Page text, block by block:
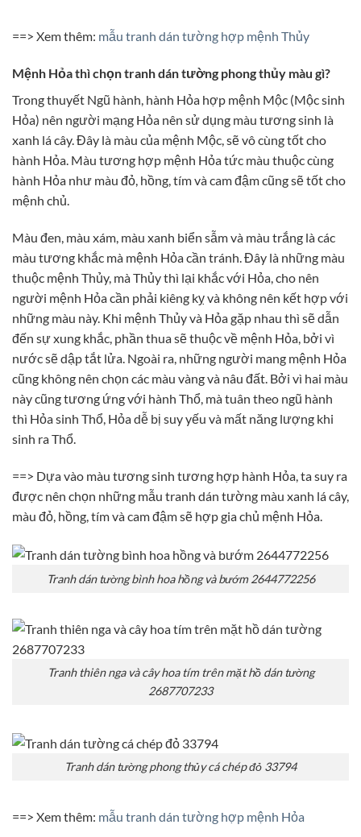
==> Xem thêm: mẫu tranh dán tường hợp mệnh Thủy
Mệnh Hỏa thì chọn tranh dán tường phong thủy màu gì?
Trong thuyết Ngũ hành, hành Hỏa hợp mệnh Mộc (Mộc sinh
Hỏa) nên người mạng Hỏa nên sử dụng màu tương sinh là
xanh lá cây. Đây là màu của mệnh Mộc, sẽ vô cùng tốt cho
hành Hỏa. Màu tương hợp mệnh Hỏa tức màu thuộc cùng
hành Hỏa như màu đỏ, hồng, tím và cam đậm cũng sẽ tốt cho
mệnh chủ.
Màu đen, màu xám, màu xanh biển sẫm và màu trắng là các
màu tương khắc mà mệnh Hỏa cần tránh. Đây là những màu
thuộc mệnh Thủy, mà Thủy thì lại khắc với Hỏa, cho nên
người mệnh Hỏa cần phải kiêng kỵ và không nên kết hợp với
những màu này. Khi mệnh Thủy và Hỏa gặp nhau thì sẽ dẫn
đến sự xung khắc, phần thua sẽ thuộc về mệnh Hỏa, bởi vì
nước sẽ dập tắt lửa. Ngoài ra, những người mang mệnh Hỏa
cũng không nên chọn các màu vàng và nâu đất. Bởi vì hai màu
này cũng tương ứng với hành Thổ, mà tuân theo ngũ hành
thì Hỏa sinh Thổ, Hỏa dễ bị suy yếu và mất năng lượng khi
sinh ra Thổ.
==> Dựa vào màu tương sinh tương hợp hành Hỏa, ta suy ra
được nên chọn những mẫu tranh dán tường màu xanh lá cây,
màu đỏ, hồng, tím và cam đậm sẽ hợp gia chủ mệnh Hỏa.
Tranh dán tường bình hoa hồng và bướm 2644772256
Tranh thiên nga và cây hoa tím trên mặt hồ dán tường
2687707233
Tranh dán tường phong thủy cá chép đỏ 33794
==> Xem thêm: mẫu tranh dán tường hợp mệnh Hỏa